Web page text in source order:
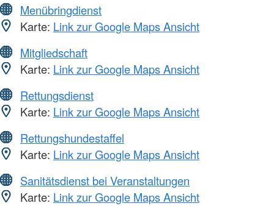
Menübringdienst
Karte: Link zur Google Maps Ansicht
Mitgliedschaft
Karte: Link zur Google Maps Ansicht
Rettungsdienst
Karte: Link zur Google Maps Ansicht
Rettungshundestaffel
Karte: Link zur Google Maps Ansicht
Sanitätsdienst bei Veranstaltungen
Karte: Link zur Google Maps Ansicht